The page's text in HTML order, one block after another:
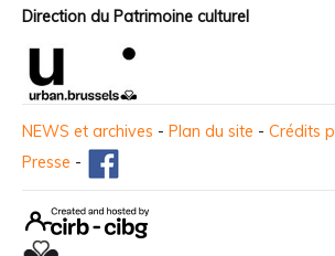
Direction du Patrimoine culturel
NEWS et archives - Plan du site - Crédits
Presse -